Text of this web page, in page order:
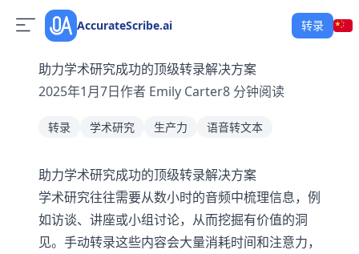
AccurateScribe.ai 转录
助力学术研究成功的顶级转录解决方案
2025年1月7日作者 Emily Carter8 分钟阅读
转录 学术研究 生产力 语音转文本
助力学术研究成功的顶级转录解决方案
学术研究往往需要从数小时的音频中梳理信息，例
如访谈、讲座或小组讨论，从而挖掘有价值的洞
见。手动转录这些内容会大量消耗时间和注意力，